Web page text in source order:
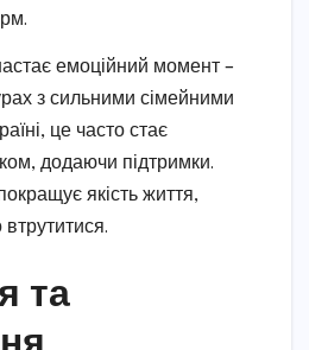
емоційний момент –
з сильними сімейними
це часто стає
додаючи підтримки.
якість життя,
та